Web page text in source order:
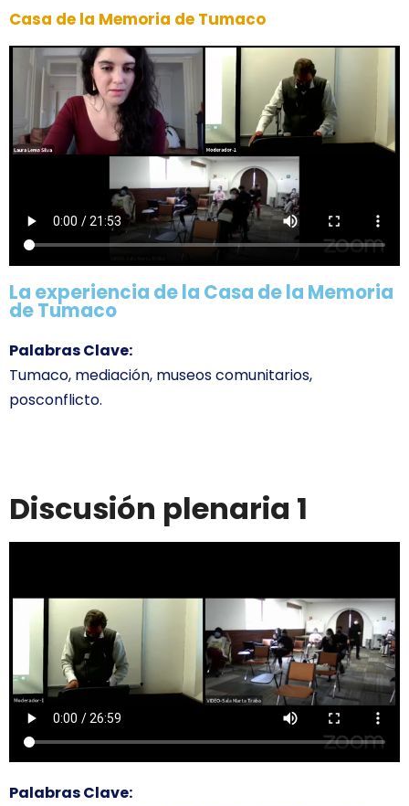
Casa de la Memoria de Tumaco
La experiencia de la Casa de la Memoria
de Tumaco
Palabras Clave:
Tumaco, mediación, museos comunitarios,
posconflicto.
Discusión plenaria 1
Palabras Clave: